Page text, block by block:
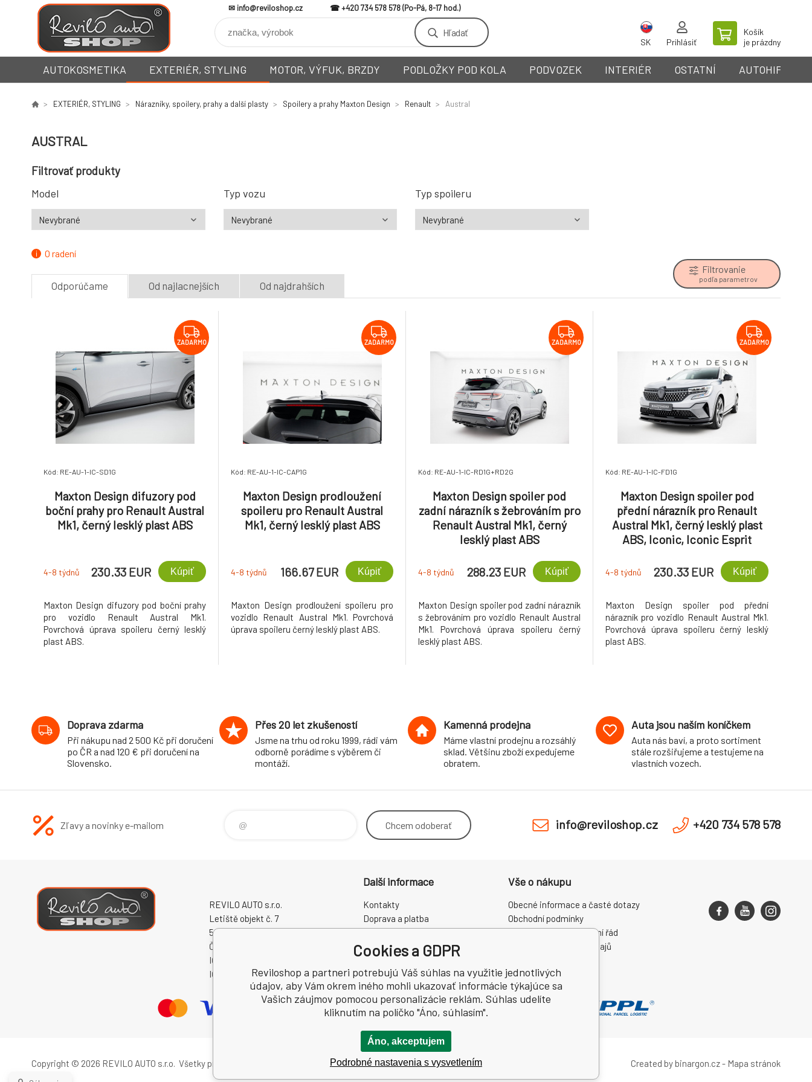
info@reviloshop.cz +420 734 578 578
Hľadať
SK Prihlásiť
Košík
je prázdny
AUTOKOSMETIKA EXTERIÉR, STYLING MOTOR, VÝFUK, BRZDY PODLOŽKY POD KOLA PODVOZEK INTERIÉR OSTATNÍ AUTOHIFI
EXTERIÉR, STYLING Nárazníky, spoilery, prahy a další plasty Spoilery a prahy Maxton Design Renault Austral
AUSTRAL
Filtrovať produkty
Model Typ vozu Typ spoileru
O radení
Odporúčame Od najlacnejších Od najdrahších
Filtrovanie
podľa parametrov
ZADARMO
Kód: RE-AU-1-IC-SD1G
Maxton Design difuzory pod
boční prahy pro Renault Austral
Mk1, černý lesklý plast ABS
4-8 týdnů 230.33 EUR Kúpiť
Maxton Design difuzory pod boční prahy
pro vozidlo Renault Austral Mk1.
Povrchová úprava spoileru černý lesklý
plast ABS.
ZADARMO
Kód: RE-AU-1-IC-CAP1G
Maxton Design prodloužení
spoileru pro Renault Austral
Mk1, černý lesklý plast ABS
4-8 týdnů 166.67 EUR Kúpiť
Maxton Design prodloužení spoileru pro
vozidlo Renault Austral Mk1. Povrchová
úprava spoileru černý lesklý plast ABS.
ZADARMO
Kód: RE-AU-1-IC-RD1G+RD2G
Maxton Design spoiler pod
zadní nárazník s žebrováním pro
Renault Austral Mk1, černý
lesklý plast ABS
4-8 týdnů 288.23 EUR Kúpiť
Maxton Design spoiler pod zadní nárazník
s žebrováním pro vozidlo Renault Austral
Mk1. Povrchová úprava spoileru černý
lesklý plast ABS.
ZADARMO
Kód: RE-AU-1-IC-FD1G
Maxton Design spoiler pod
přední nárazník pro Renault
Austral Mk1, černý lesklý plast
ABS, Iconic, Iconic Esprit
4-8 týdnů 230.33 EUR Kúpiť
Maxton Design spoiler pod přední
nárazník pro vozidlo Renault Austral Mk1.
Povrchová úprava spoileru černý lesklý
plast ABS.
Doprava zdarma
Při nákupu nad 2 500 Kč při doručení
po ČR a nad 120 € při doručení na
Slovensko.
Přes 20 let zkušeností
Jsme na trhu od roku 1999, rádi vám
odborně porádíme s výběrem či
montáží.
Kamenná prodejna
Máme vlastní prodejnu a rozsáhlý
sklad. Většinu zboží expedujeme
obratem.
Auta jsou naším koníčkem
Auta nás baví, a proto sortiment
stále rozšiřujeme a testujeme na
vlastních vozech.
Zľavy a novinky e-mailom Chcem odoberať info@reviloshop.cz +420 734 578 578
REVILO AUTO s.r.o.
Letiště objekt č. 7
50341 Hradec Králové
Česká republika
IČO: 60931868
IČ DPH (DIČ): CZ60931868
Další informace
Kontakty
Doprava a platba
Proč právě my?
O nás
Kamenná prodejna
Vše o nákupu
Obecné informace a časté dotazy
Obchodní podmínky
Reklamace a reklamační řád
Zpracování osobních údajů
Copyright © 2026 REVILO AUTO s.r.o. Všetky práva vyhradené. Created by binargon.cz- Mapa stránok
Cookies a GDPR
Reviloshop a partneri potrebujú Váš súhlas na využitie jednotlivých
údajov, aby Vám okrem iného mohli ukazovať informácie týkajúce sa
Vašich záujmov pomocou personalizácie reklám. Súhlas udelíte
kliknutím na políčko "Áno, súhlasím".
Áno, akceptujem
Podrobné nastavenia s vysvetlením